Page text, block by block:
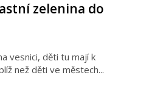
zelenina do
vesnici, děti tu mají k
než děti ve městech...